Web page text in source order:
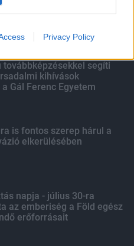
Privacy Policy
továbbképzésekkel segíti
kihívások
Gál Ferenc Egyetem
is fontos szerep hárul a
elkerülésében
napja - július 30-ra
az emberiség a Föld egész
erőforrásait